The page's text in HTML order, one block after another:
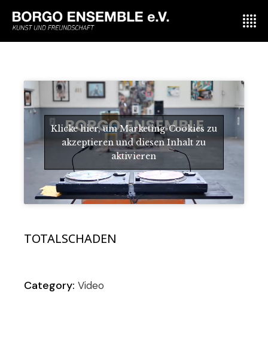
Klicke hier, um Marketing-Cookies zu
akzeptieren und diesen Inhalt zu
aktivieren
TOTALSCHADEN
Category: Video